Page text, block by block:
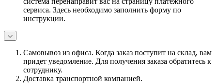
сервиса. Здесь необходимо заполнить форму по
инструкции.
Самовывоз из офиса. Когда заказ поступит на склад, вам
придет уведомление. Для получения заказа обратитесь к
сотруднику.
Доставка транспортной компанией.